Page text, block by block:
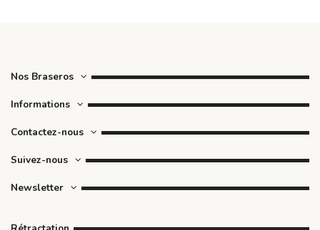
Nos Braseros
Informations
Contactez-nous
Suivez-nous
Newsletter